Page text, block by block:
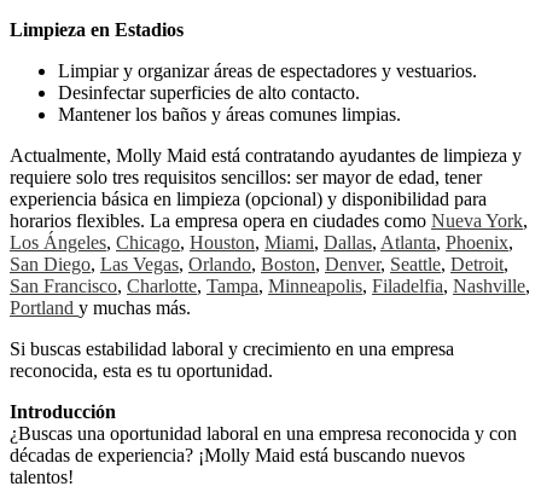
Limpieza en Estadios
Limpiar y organizar áreas de espectadores y vestuarios.
Desinfectar superficies de alto contacto.
Mantener los baños y áreas comunes limpias.
Actualmente, Molly Maid está contratando ayudantes de limpieza y
requiere solo tres requisitos sencillos: ser mayor de edad, tener
experiencia básica en limpieza (opcional) y disponibilidad para
horarios flexibles. La empresa opera en ciudades como Nueva York,
Los Ángeles, Chicago, Houston, Miami, Dallas, Atlanta, Phoenix,
San Diego, Las Vegas, Orlando, Boston, Denver, Seattle, Detroit,
San Francisco, Charlotte, Tampa, Minneapolis, Filadelfia, Nashville,
Portland y muchas más.
Si buscas estabilidad laboral y crecimiento en una empresa
reconocida, esta es tu oportunidad.
Introducción
¿Buscas una oportunidad laboral en una empresa reconocida y con
décadas de experiencia? ¡Molly Maid está buscando nuevos
talentos!